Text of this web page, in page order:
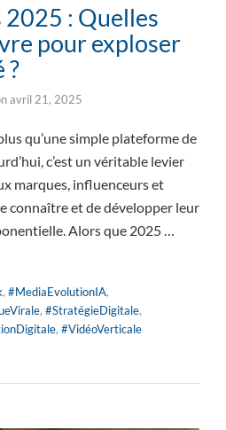
2025 : Quelles
pour exploser
?
avril 21, 2025
qu’une simple plateforme de
c’est un véritable levier
marques, influenceurs et
connaître et de développer leur
Alors que 2025 …
, #MediaEvolutionIA,
, #StratégieDigitale,
, #VidéoVerticale